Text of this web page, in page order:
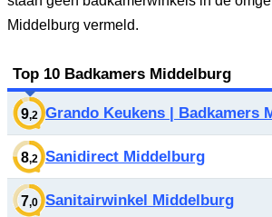
Middelburg vermeld.
Top 10 Badkamers Middelburg
9,2 Grando Keukens | Badkamers
8,2 Sanidirect Middelburg
7,0 Sanitairwinkel Middelburg